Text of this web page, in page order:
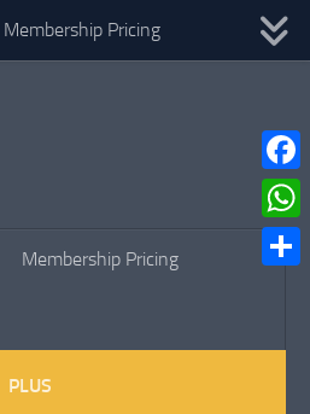
Membership Pricing
Membership Pricing
PLUS